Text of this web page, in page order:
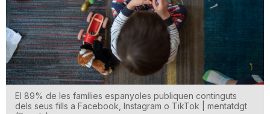
El 89% de les famílies espanyoles publiquen continguts
dels seus fills a Facebook, Instagram o TikTok | mentatdgt